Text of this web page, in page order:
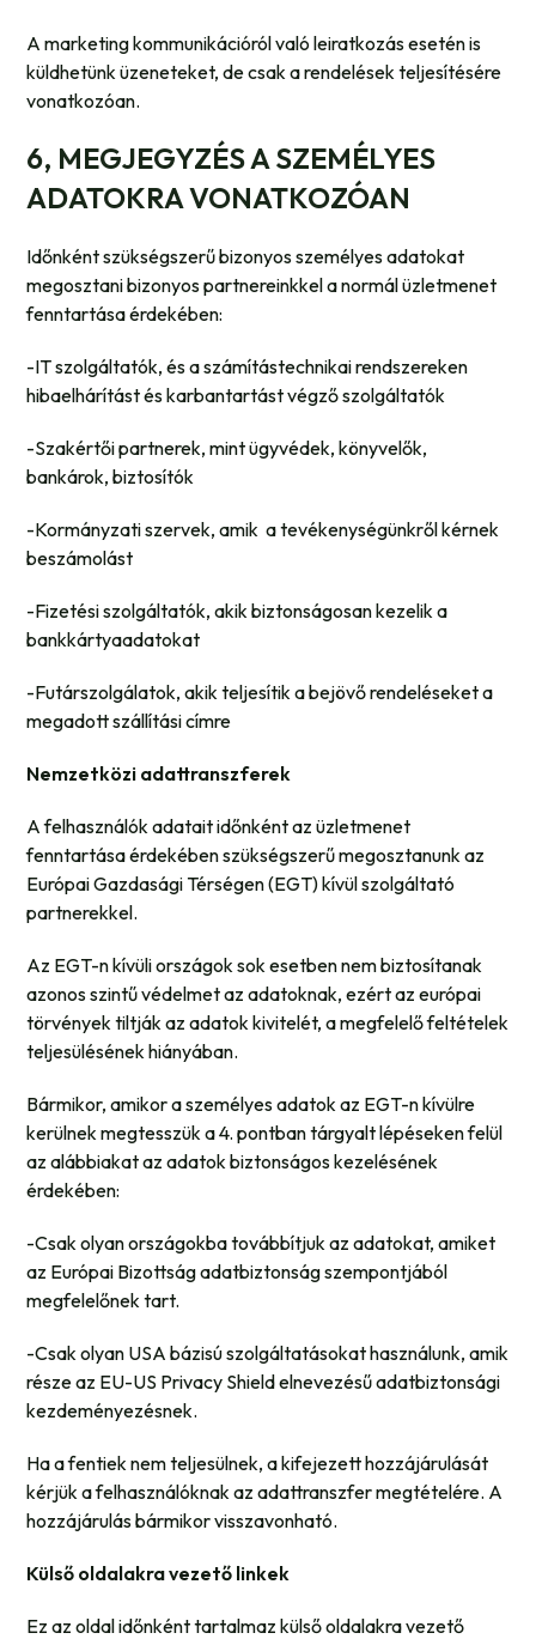
A marketing kommunikációról való leiratkozás esetén is
küldhetünk üzeneteket, de csak a rendelések teljesítésére
vonatkozóan.
6, MEGJEGYZÉS A SZEMÉLYES
ADATOKRA VONATKOZÓAN
Időnként szükségszerű bizonyos személyes adatokat
megosztani bizonyos partnereinkkel a normál üzletmenet
fenntartása érdekében:
-IT szolgáltatók, és a számítástechnikai rendszereken
hibaelhárítást és karbantartást végző szolgáltatók
-Szakértői partnerek, mint ügyvédek, könyvelők,
bankárok, biztosítók
-Kormányzati szervek, amik a tevékenységünkről kérnek
beszámolást
-Fizetési szolgáltatók, akik biztonságosan kezelik a
bankkártyaadatokat
-Futárszolgálatok, akik teljesítik a bejövő rendeléseket a
megadott szállítási címre
Nemzetközi adattranszferek
A felhasználók adatait időnként az üzletmenet
fenntartása érdekében szükségszerű megosztanunk az
Európai Gazdasági Térségen (EGT) kívül szolgáltató
partnerekkel.
Az EGT-n kívüli országok sok esetben nem biztosítanak
azonos szintű védelmet az adatoknak, ezért az európai
törvények tiltják az adatok kivitelét, a megfelelő feltételek
teljesülésének hiányában.
Bármikor, amikor a személyes adatok az EGT-n kívülre
kerülnek megtesszük a 4. pontban tárgyalt lépéseken felül
az alábbiakat az adatok biztonságos kezelésének
érdekében:
-Csak olyan országokba továbbítjuk az adatokat, amiket
az Európai Bizottság adatbiztonság szempontjából
megfelelőnek tart.
-Csak olyan USA bázisú szolgáltatásokat használunk, amik
része az EU-US Privacy Shield elnevezésű adatbiztonsági
kezdeményezésnek.
Ha a fentiek nem teljesülnek, a kifejezett hozzájárulását
kérjük a felhasználóknak az adattranszfer megtételére. A
hozzájárulás bármikor visszavonható.
Külső oldalakra vezető linkek
Ez az oldal időnként tartalmaz külső oldalakra vezető